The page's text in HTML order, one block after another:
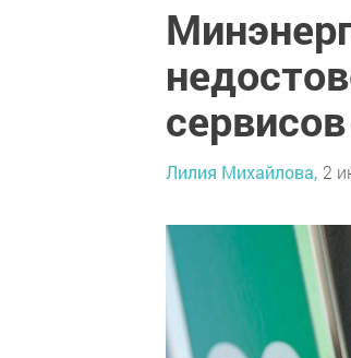
Лилия Михайлова, 2